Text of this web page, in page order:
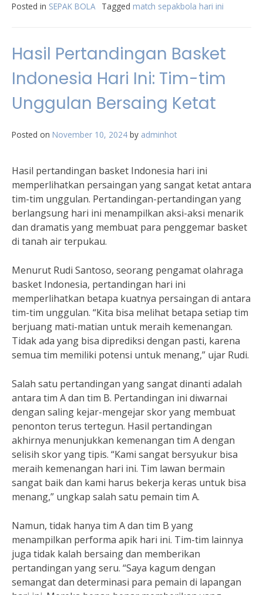
Posted in SEPAK BOLA Tagged match sepakbola hari ini
Hasil Pertandingan Basket
Indonesia Hari Ini: Tim-tim
Unggulan Bersaing Ketat
Posted on November 10, 2024 by adminhot
Hasil pertandingan basket Indonesia hari ini
memperlihatkan persaingan yang sangat ketat antara
tim-tim unggulan. Pertandingan-pertandingan yang
berlangsung hari ini menampilkan aksi-aksi menarik
dan dramatis yang membuat para penggemar basket
di tanah air terpukau.
Menurut Rudi Santoso, seorang pengamat olahraga
basket Indonesia, pertandingan hari ini
memperlihatkan betapa kuatnya persaingan di antara
tim-tim unggulan. “Kita bisa melihat betapa setiap tim
berjuang mati-matian untuk meraih kemenangan.
Tidak ada yang bisa diprediksi dengan pasti, karena
semua tim memiliki potensi untuk menang,” ujar Rudi.
Salah satu pertandingan yang sangat dinanti adalah
antara tim A dan tim B. Pertandingan ini diwarnai
dengan saling kejar-mengejar skor yang membuat
penonton terus tertegun. Hasil pertandingan
akhirnya menunjukkan kemenangan tim A dengan
selisih skor yang tipis. “Kami sangat bersyukur bisa
meraih kemenangan hari ini. Tim lawan bermain
sangat baik dan kami harus bekerja keras untuk bisa
menang,” ungkap salah satu pemain tim A.
Namun, tidak hanya tim A dan tim B yang
menampilkan performa apik hari ini. Tim-tim lainnya
juga tidak kalah bersaing dan memberikan
pertandingan yang seru. “Saya kagum dengan
semangat dan determinasi para pemain di lapangan